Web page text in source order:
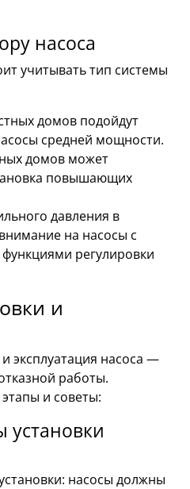
насоса
учитывать тип системы
домов подойдут
средней мощности.
домов может
повышающих
давления в
на насосы с
регулировки
и
эксплуатация насоса —
работы.
и советы:
установки
насосы должны